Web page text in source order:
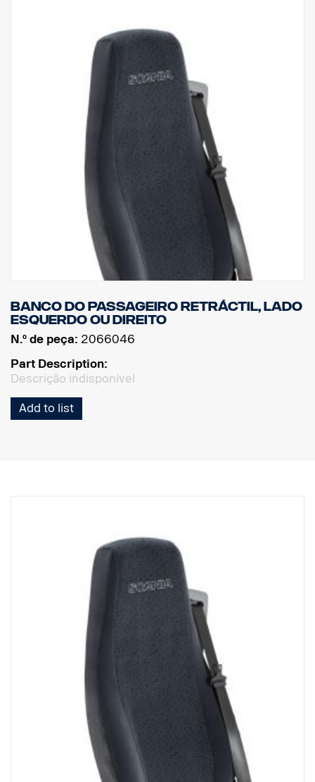
Banco do passageiro retráctil, lado
esquerdo ou direito
N.º de peça: 2066046
Part Description:
Descrição indisponível
Add to list